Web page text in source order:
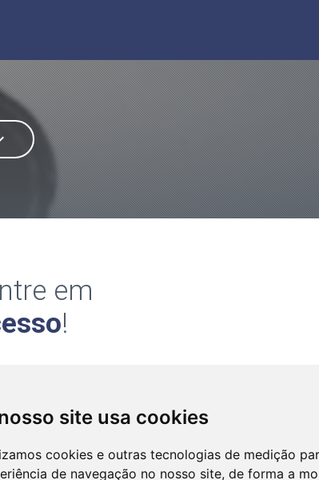
site usa cookies
cookies e outras tecnologias de medição
de navegação no nosso site, de forma a
em
!
58013-520